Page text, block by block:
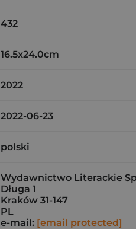
432
16.5x24.0cm
2022
2022-06-23
polski
Wydawnictwo Literackie
Długa 1
Kraków 31-147
PL
e-mail: [email protected]